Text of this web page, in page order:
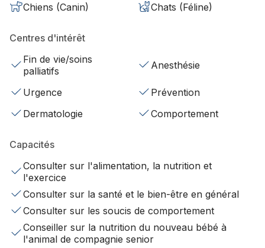
Chiens (Canin)
Chats (Féline)
Centres d'intérêt
Fin de vie/soins
palliatifs
Anesthésie
Urgence
Prévention
Dermatologie
Comportement
Capacités
Consulter sur l'alimentation, la nutrition et
l'exercice
Consulter sur la santé et le bien-être en général
Consulter sur les soucis de comportement
Conseiller sur la nutrition du nouveau bébé à
l'animal de compagnie senior